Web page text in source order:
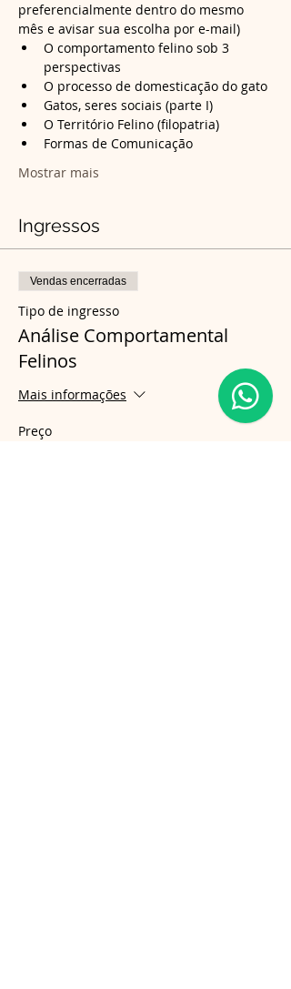
preferencialmente dentro do mesmo
mês e avisar sua escolha por e-mail)
O comportamento felino sob 3
Formas de Comunicação
Mostrar mais
Ingressos
Vendas encerradas
Tipo de ingresso
Análise Comportamental
Felinos
Mais informações
Preço